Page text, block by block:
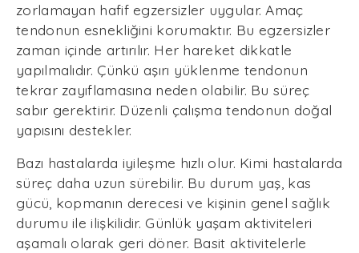
zorlamayan hafif egzersizler uygular. Amaç
tendonun esnekliğini korumaktır. Bu egzersizler
zaman içinde artırılır. Her hareket dikkatle
yapılmalıdır. Çünkü aşırı yüklenme tendonun
tekrar zayıflamasına neden olabilir. Bu süreç
sabır gerektirir. Düzenli çalışma tendonun doğal
yapısını destekler.
Bazı hastalarda iyileşme hızlı olur. Kimi hastalarda
süreç daha uzun sürebilir. Bu durum yaş, kas
gücü, kopmanın derecesi ve kişinin genel sağlık
durumu ile ilişkilidir. Günlük yaşam aktiviteleri
aşamalı olarak geri döner. Basit aktivitelerle